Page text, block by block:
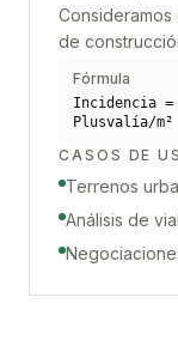
de
Fórmula
Incidencia
Plusvalía/m²
CASOS DE
Terrenos
Análisis de